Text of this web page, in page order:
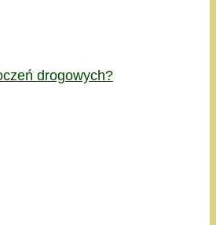
drogowych?